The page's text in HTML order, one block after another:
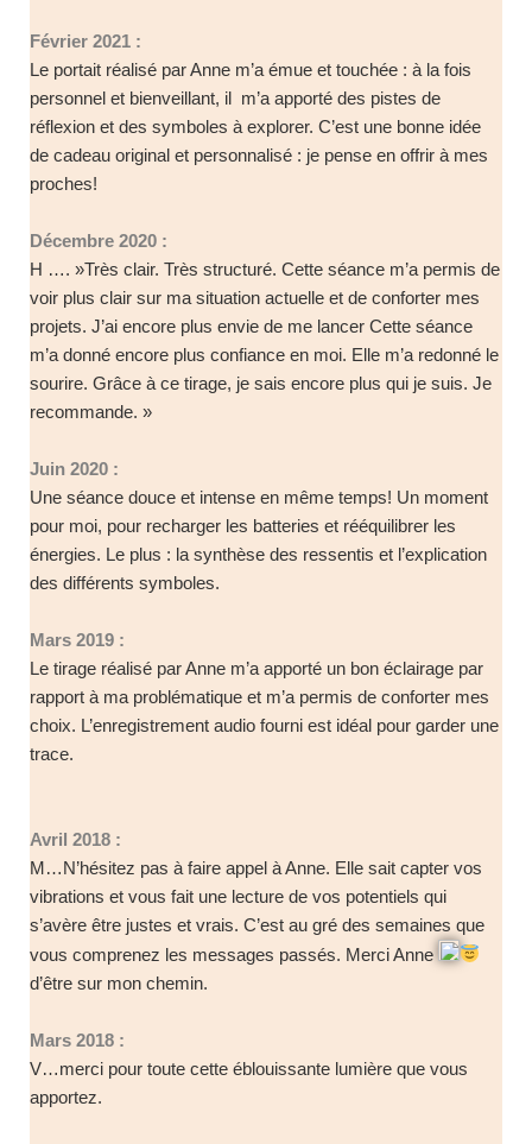
Février 2021 :
Le portait réalisé par Anne m’a émue et touchée : à la fois
personnel et bienveillant, il m’a apporté des pistes de
réflexion et des symboles à explorer. C’est une bonne idée
de cadeau original et personnalisé : je pense en offrir à mes
proches!
Décembre 2020 :
H …. »Très clair. Très structuré. Cette séance m’a permis de
voir plus clair sur ma situation actuelle et de conforter mes
projets. J’ai encore plus envie de me lancer Cette séance
m’a donné encore plus confiance en moi. Elle m’a redonné le
sourire. Grâce à ce tirage, je sais encore plus qui je suis. Je
recommande. »
Juin 2020 :
Une séance douce et intense en même temps! Un moment
pour moi, pour recharger les batteries et rééquilibrer les
énergies. Le plus : la synthèse des ressentis et l’explication
des différents symboles.
Mars 2019 :
Le tirage réalisé par Anne m’a apporté un bon éclairage par
rapport à ma problématique et m’a permis de conforter mes
choix. L’enregistrement audio fourni est idéal pour garder une
trace.
Avril 2018 :
M…N’hésitez pas à faire appel à Anne. Elle sait capter vos
vibrations et vous fait une lecture de vos potentiels qui
s’avère être justes et vrais. C’est au gré des semaines que
vous comprenez les messages passés. Merci Anne
d’être sur mon chemin.
Mars 2018 :
V…merci pour toute cette éblouissante lumière que vous
apportez.